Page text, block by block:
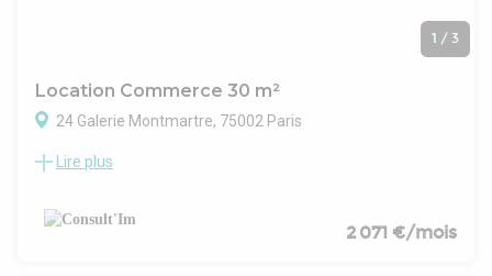
1 / 3
Location Commerce 30 m²
24 Galerie Montmartre, 75002 Paris
Boutique située dans la galerie Montmartre Metro Grand
boutique de 30 m².
CARACTERISTIQUES DE L'OFFRE
Lire plus
2 071 €/mois